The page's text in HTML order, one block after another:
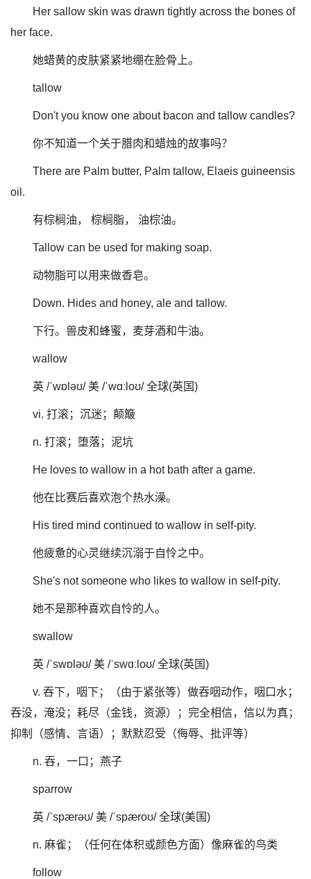
Her sallow skin was drawn tightly across the bones of
her face.
她蜡黄的皮肤紧紧地绷在脸骨上。
tallow
Don't you know one about bacon and tallow candles?
你不知道一个关于腊肉和蜡烛的故事吗？
There are Palm butter, Palm tallow, Elaeis guineensis
oil.
有棕榈油， 棕榈脂， 油棕油。
Tallow can be used for making soap.
动物脂可以用来做香皂。
Down. Hides and honey, ale and tallow.
下行。兽皮和蜂蜜，麦芽酒和牛油。
wallow
英 /ˈwɒləʊ/ 美 /ˈwɑːloʊ/ 全球(英国)
vi. 打滚；沉迷；颠簸
n. 打滚；堕落；泥坑
He loves to wallow in a hot bath after a game.
他在比赛后喜欢泡个热水澡。
His tired mind continued to wallow in self-pity.
他疲惫的心灵继续沉溺于自怜之中。
She's not someone who likes to wallow in self-pity.
她不是那种喜欢自怜的人。
swallow
英 /ˈswɒləʊ/ 美 /ˈswɑːloʊ/ 全球(英国)
v. 吞下，咽下；（由于紧张等）做吞咽动作，咽口水；
吞没，淹没；耗尽（金钱，资源）；完全相信，信以为真；
抑制（感情、言语）；默默忍受（侮辱、批评等）
n. 吞，一口；燕子
sparrow
英 /ˈspærəʊ/ 美 /ˈspæroʊ/ 全球(美国)
n. 麻雀；（任何在体积或颜色方面）像麻雀的鸟类
follow